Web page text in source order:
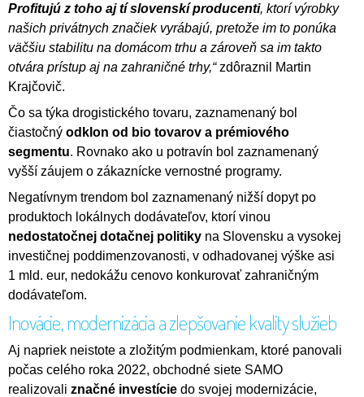
Profitujú z toho aj tí slovenskí producenti, ktorí výrobky
našich privátnych značiek vyrábajú, pretože im to ponúka
väčšiu stabilitu na domácom trhu a zároveň sa im takto
otvára prístup aj na zahraničné trhy,“zdôraznil Martin
Krajčovič.
Čo sa týka drogistického tovaru, zaznamenaný bol
čiastočný odklon od bio tovarov a prémiového
segmentu. Rovnako ako u potravín bol zaznamenaný
vyšší záujem o zákaznícke vernostné programy.
Negatívnym trendom bol zaznamenaný nižší dopyt po
produktoch lokálnych dodávateľov, ktorí vinou
nedostatočnej dotačnej politiky na Slovensku a vysokej
investičnej poddimenzovanosti, v odhadovanej výške asi
1 mld. eur, nedokážu cenovo konkurovať zahraničným
dodávateľom.
Inovácie, modernizácia a zlepšovanie kvality služieb
Aj napriek neistote a zložitým podmienkam, ktoré panovali
počas celého roka 2022, obchodné siete SAMO
realizovali značné investície do svojej modernizácie,